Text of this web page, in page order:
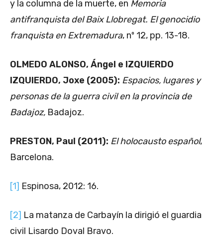
y la columna de la muerte, en Memoria
antifranquista del Baix Llobregat. El genocidio
franquista en Extremadura, nº 12, pp. 13-18.
OLMEDO ALONSO, Ángel e IZQUIERDO
IZQUIERDO, Joxe (2005): Espacios, lugares y
personas de la guerra civil en la provincia de
Badajoz, Badajoz.
PRESTON, Paul (2011): El holocausto español,
Barcelona.
[1] Espinosa, 2012: 16.
[2] La matanza de Carbayín la dirigió el guardia
civil Lisardo Doval Bravo.